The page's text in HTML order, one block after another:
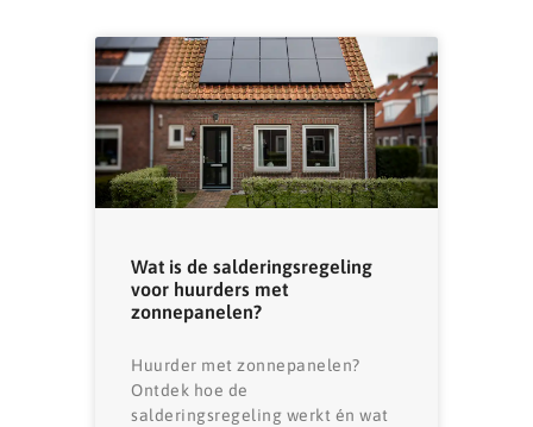
Wat is de salderingsregeling
voor huurders met
zonnepanelen?
Huurder met zonnepanelen?
Ontdek hoe de
salderingsregeling werkt én wat